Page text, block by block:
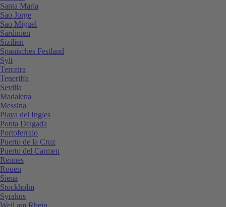
Santa Maria
Sao Jorge
Sao Miguel
Sardinien
Sizilien
Spanisches Festland
Sylt
Terceira
Teneriffa
Sevilla
Madalena
Messina
Playa del Ingles
Ponta Delgada
Portoferraio
Puerto de la Cruz
Puerto del Carmen
Rennes
Rouen
Siena
Stockholm
Syrakus
Weil am Rhein